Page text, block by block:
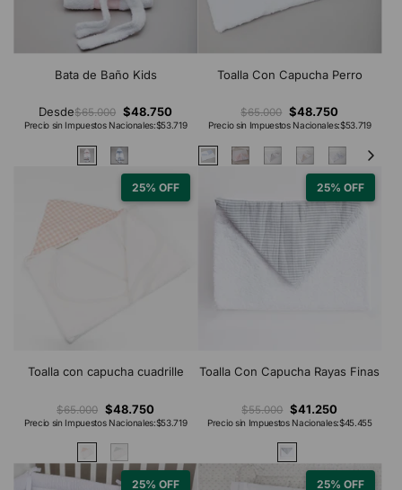
Bata de Baño Kids
Desde$65.000 $48.750
Precio sin Impuestos Nacionales:$53.719
Toalla Con Capucha Perro
$65.000 $48.750
Precio sin Impuestos Nacionales:$53.719
25% OFF
Toalla con capucha cuadrille
$65.000 $48.750
Precio sin Impuestos Nacionales:$53.719
25% OFF
Toalla Con Capucha Rayas Finas
$55.000 $41.250
Precio sin Impuestos Nacionales:$45.455
25% OFF 25% OFF